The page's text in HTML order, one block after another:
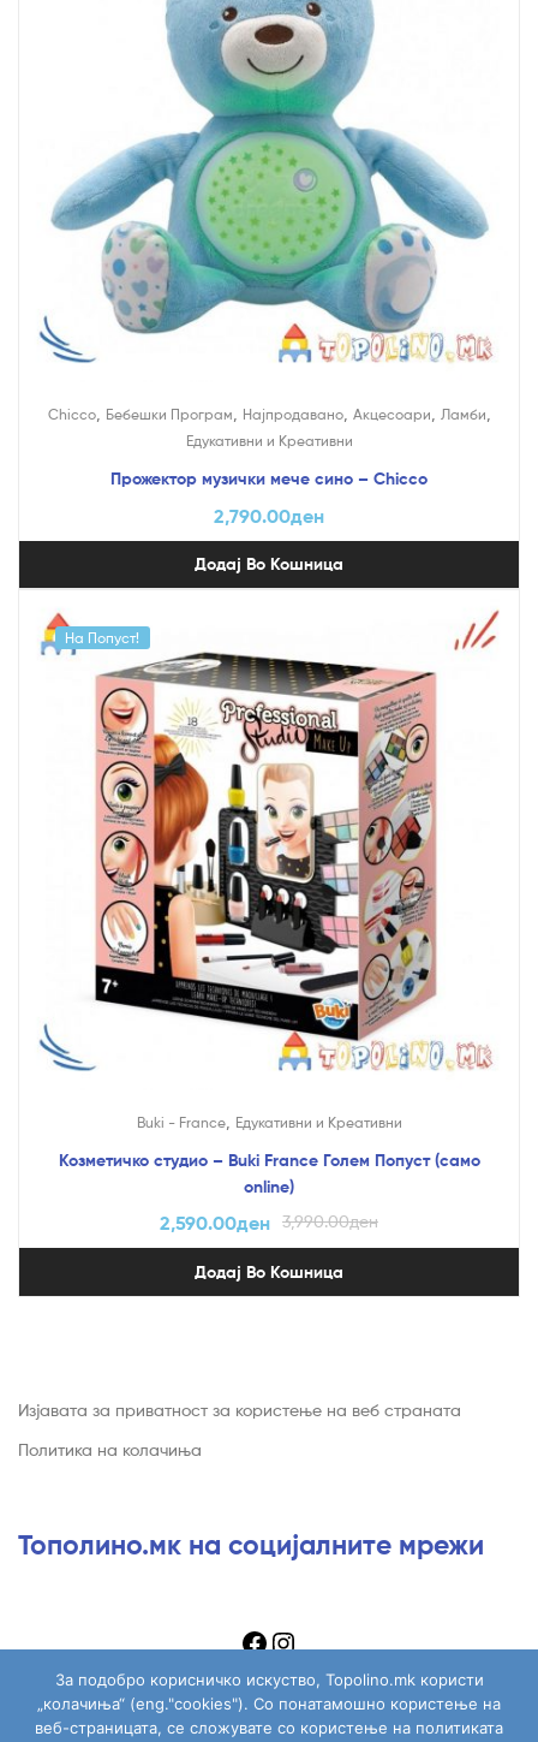
Chicco, Бебешки Програм Најпродавано, Акцесоари Ламби
Едукативни и Креативни
Прожектор музички мече сино – Chicco
2,790.00ден
Додај Во Кошница
На Попуст!
Buki - France, Едукативни и Креативни
Козметичко студио – Buki France Голем Попуст (само
online)
3,990.00ден
2,590.00ден
Додај Во Кошница
Изјавата за приватност за користење на веб страната
Политика на колачиња
Тополино.мк на социјалните мрежи
За подобро корисничко искуство, Topolino.mk користи
„колачиња“ (eng."cookies"). Со понатамошно користење на
веб-страницата, се сложувате со користење на политиката